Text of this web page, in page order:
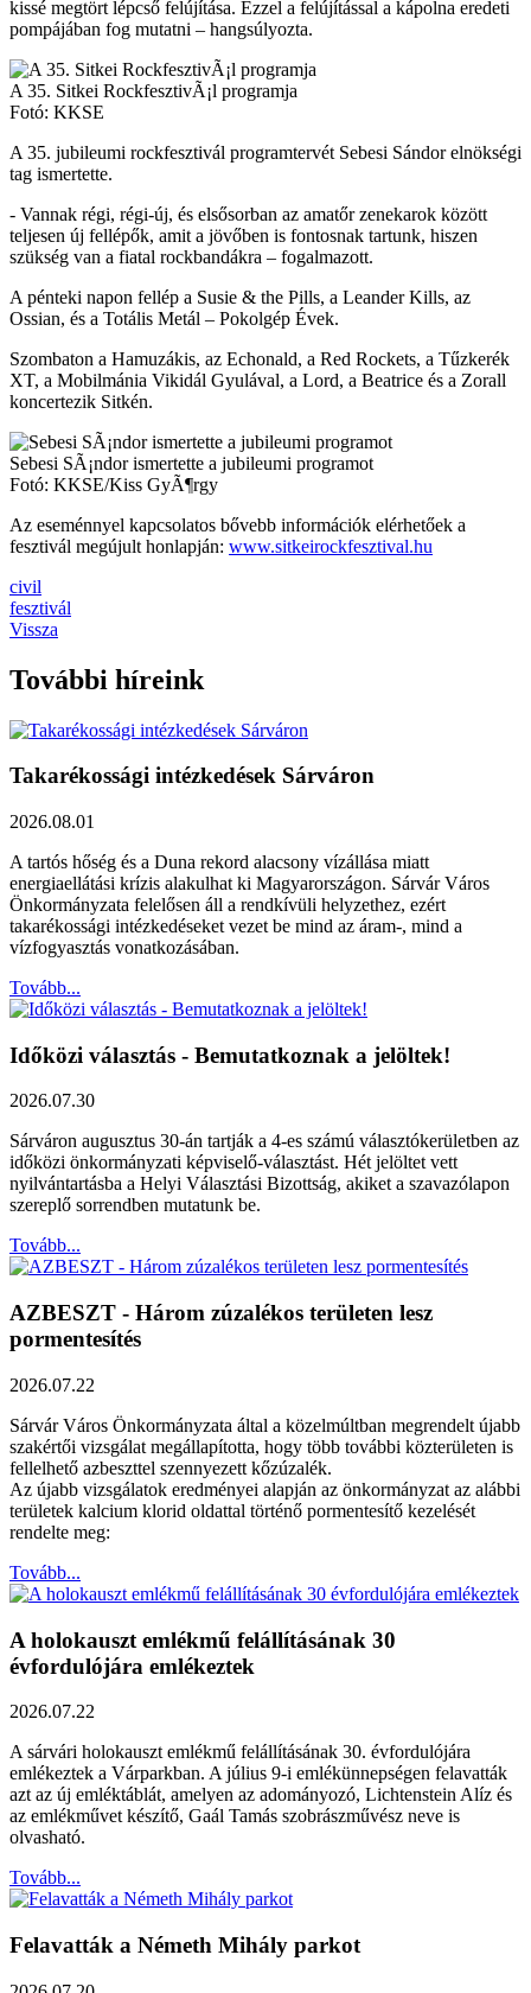
kissé megtört lépcső felújítása. Ezzel a felújítással a kápolna eredeti
pompájában fog mutatni – hangsúlyozta.
A 35. Sitkei RockfesztivÃ¡l programja
Fotó: KKSE
A 35. jubileumi rockfesztivál programtervét Sebesi Sándor elnökségi
tag ismertette.
- Vannak régi, régi-új, és elsősorban az amatőr zenekarok között
teljesen új fellépők, amit a jövőben is fontosnak tartunk, hiszen
szükség van a fiatal rockbandákra – fogalmazott.
A pénteki napon fellép a Susie & the Pills, a Leander Kills, az
Ossian, és a Totális Metál – Pokolgép Évek.
Szombaton a Hamuzákis, az Echonald, a Red Rockets, a Tűzkerék
XT, a Mobilmánia Vikidál Gyulával, a Lord, a Beatrice és a Zorall
koncertezik Sitkén.
Sebesi SÃ¡ndor ismertette a jubileumi programot
Fotó: KKSE/Kiss GyÃ¶rgy
Az eseménnyel kapcsolatos bővebb információk elérhetőek a
fesztivál megújult honlapján: www.sitkeirockfesztival.hu
civil
fesztivál
Vissza
További híreink
Takarékossági intézkedések Sárváron
2026.08.01
A tartós hőség és a Duna rekord alacsony vízállása miatt
energiaellátási krízis alakulhat ki Magyarországon. Sárvár Város
Önkormányzata felelősen áll a rendkívüli helyzethez, ezért
takarékossági intézkedéseket vezet be mind az áram-, mind a
vízfogyasztás vonatkozásában.
Tovább...
Időközi választás - Bemutatkoznak a jelöltek!
2026.07.30
Sárváron augusztus 30-án tartják a 4-es számú választókerületben az
időközi önkormányzati képviselő-választást. Hét jelöltet vett
nyilvántartásba a Helyi Választási Bizottság, akiket a szavazólapon
szereplő sorrendben mutatunk be.
Tovább...
AZBESZT - Három zúzalékos területen lesz
pormentesítés
2026.07.22
Sárvár Város Önkormányzata által a közelmúltban megrendelt újabb
szakértői vizsgálat megállapította, hogy több további közterületen is
fellelhető azbeszttel szennyezett kőzúzalék.
Az újabb vizsgálatok eredményei alapján az önkormányzat az alábbi
területek kalcium klorid oldattal történő pormentesítő kezelését
rendelte meg:
Tovább...
A holokauszt emlékmű felállításának 30
évfordulójára emlékeztek
2026.07.22
A sárvári holokauszt emlékmű felállításának 30. évfordulójára
emlékeztek a Várparkban. A július 9-i emlékünnepségen felavatták
azt az új emléktáblát, amelyen az adományozó, Lichtenstein Alíz és
az emlékművet készítő, Gaál Tamás szobrászművész neve is
olvasható.
Tovább...
Felavatták a Németh Mihály parkot